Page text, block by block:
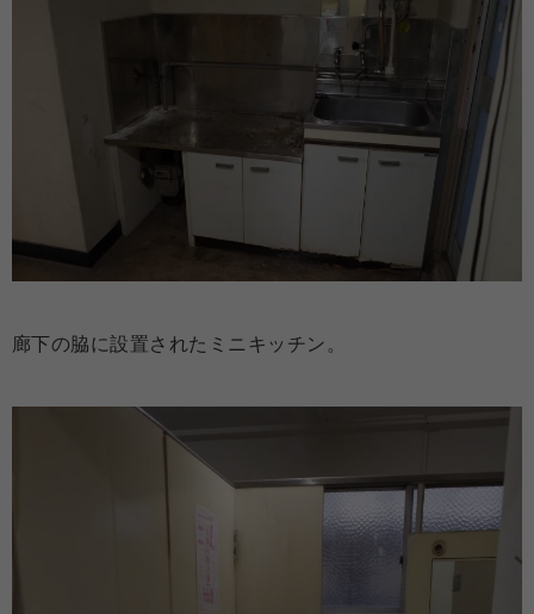
廊下の脇に設置されたミニキッチン。